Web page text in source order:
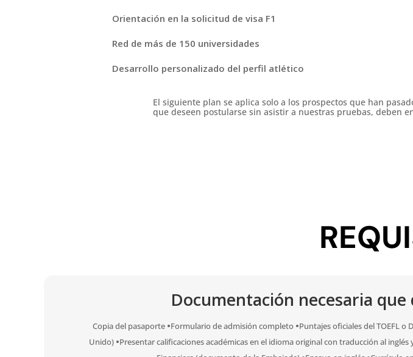
Orientación en la solicitud de visa F1
Red de más de 150 universidades
Desarrollo personalizado del perfil atlético
El siguiente plan se aplica solo a los prospectos que han
que deseen postularse sin asistir a nuestras pruebas, deben
Documentación necesaria
Copia del pasaporte •Formulario de admisión completo •Puntajes oficiales del TOEFL o
Unido) •Presentar calificaciones académicas en el idioma original con traducción al